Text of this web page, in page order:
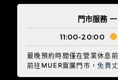
門市服務 一
11:00-20:00
最晚預約時間僅在營業休息
前往MUER窗簾門市，免費